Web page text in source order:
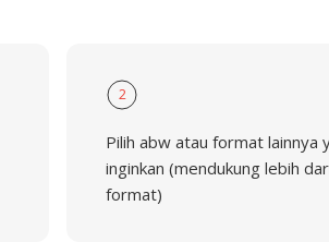
2
Pilih abw atau format lainnya
inginkan (mendukung lebih
format)